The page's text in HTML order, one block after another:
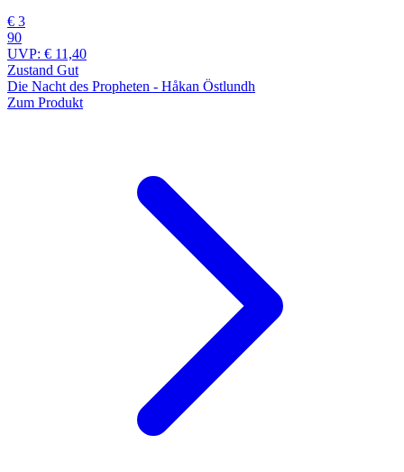
€ 3
90
UVP: € 11,40
Zustand Gut
Die Nacht des Propheten - Håkan Östlundh
Zum Produkt